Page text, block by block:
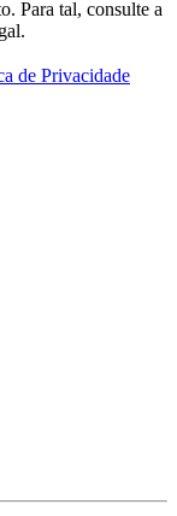
Para tal, consulte a
de Privacidade